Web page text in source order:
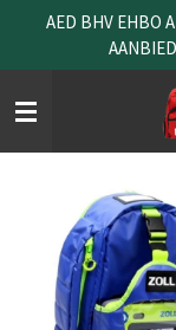
naar
de
hoofdinhoud
AED BHV EHBO